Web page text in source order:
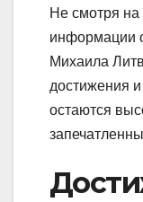
Не смотря на
информации
Михаила
достижения
остаются